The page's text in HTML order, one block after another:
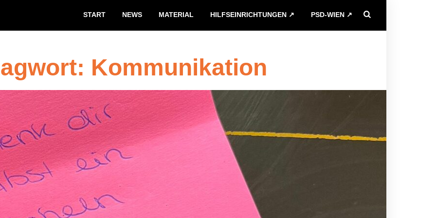
START NEWS MATERIAL HILFSEINRICHTUNGEN ↗ PSD-WIEN ↗
Kommunikation